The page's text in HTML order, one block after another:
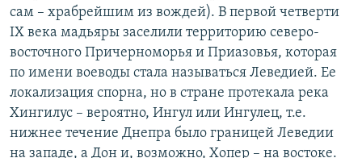
сам – храбрейшим из вождей). В первой четверти
IX века мадьяры заселили территорию северо-
восточного Причерноморья и Приазовья, которая
по имени воеводы стала называться Леведией. Ее
локализация спорна, но в стране протекала река
Хингилус – вероятно, Ингул или Ингулец, т.е.
нижнее течение Днепра было границей Леведии
на западе, а Дон и, возможно, Хопер – на востоке.